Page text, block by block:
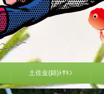
土佐金(錦)ﾄｻｷﾝ